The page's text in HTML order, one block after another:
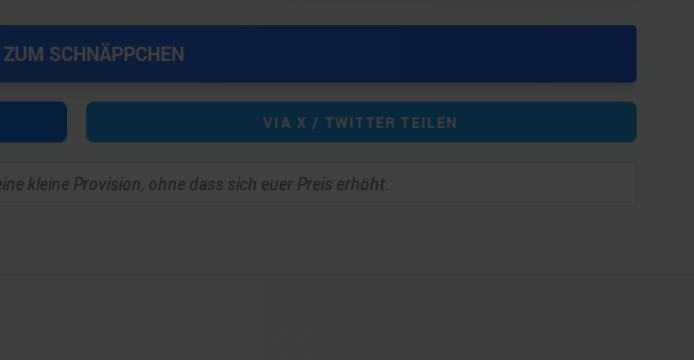
ZUM SCHNÄPPCHEN
VIA X / TWITTER TEILEN
kleine Provision, ohne dass sich euer Preis erhöht.